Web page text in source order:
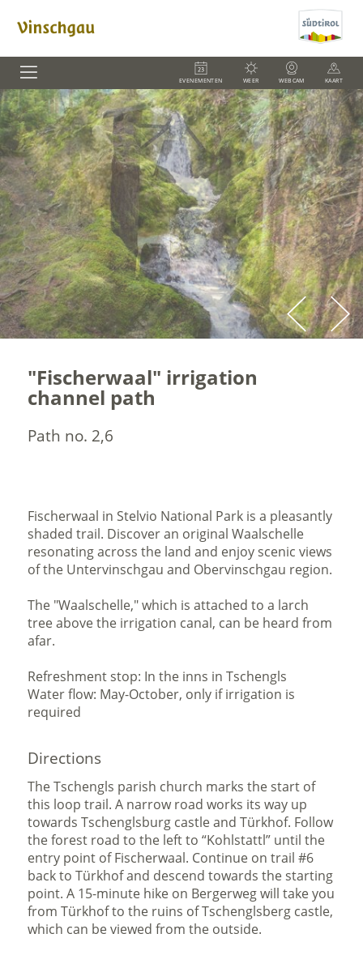
EVENEMENTEN WEER WEBCAM KAART
"Fischerwaal" irrigation
channel path
Path no. 2,6
Fischerwaal in Stelvio National Park is a pleasantly
shaded trail. Discover an original Waalschelle
resonating across the land and enjoy scenic views
of the Untervinschgau and Obervinschgau region.
The "Waalschelle," which is attached to a larch
tree above the irrigation canal, can be heard from
afar.
Refreshment stop: In the inns in Tschengls
Water flow: May-October, only if irrigation is
required
Directions
The Tschengls parish church marks the start of
this loop trail. A narrow road works its way up
towards Tschenglsburg castle and Türkhof. Follow
the forest road to the left to “Kohlstattl” until the
entry point of Fischerwaal. Continue on trail #6
back to Türkhof and descend towards the starting
point. A 15-minute hike on Bergerweg will take you
from Türkhof to the ruins of Tschenglsberg castle,
which can be viewed from the outside.